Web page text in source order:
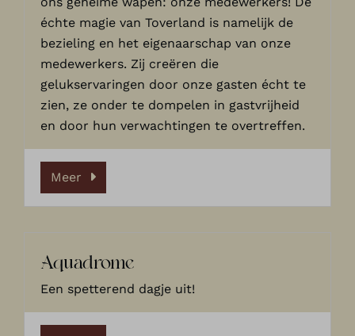
échte magie van Toverland is namelijk de
bezieling en het eigenaarschap van onze
medewerkers. Zij creëren die
gelukservaringen door onze gasten écht te
zien, ze onder te dompelen in gastvrijheid
en door hun verwachtingen te overtreffen.
Meer
Aquadrome
Een spetterend dagje uit!